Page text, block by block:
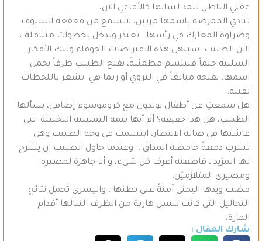
عقلي الباطن لتمد لسانها كالأفاعي الآن،
تنادي الممرضة باسمها مرتين، لاتسمع من قعقعة السيوف
وضراوة المعارك في رأسها. تعتذر وتدخل بخطوات متثاقلة ،
الآن الطبيب سينهي هذه الافتراضات الجوفاء وتلك الأفكار
السلبية حتماً فتبتسم مطمئنةً، يفتح الطبيب ظرفاً يحمل
اسمها، يفتحه مبالغاً في التروي أو ربما هي تشعر باللحظات
ثقيلة.
هل سمعتٍ عن أطفال يولدون مع كروموسوم إضافي، يسألها
الطبيب، هل هذا حقيقة؟ أم أنها تتمة التمثيلية التخييلة التي
عاشتها في صالة الانتظار، ابتسمت في وجه الطبيب وهي
تشرب دمعةً حامضة المذاق ، وعندما حاول الطبيب ان يشرح
لها المزيد ، قاطعته أعرف كل شيء، و أنا جاهزة لمصيره
ومصيري المتلازميَن.
مضت ويدها اليمنى آمنةً على بطنها ، واليسرى تحمل نتائج
التحاليل التي كانت تنسل هاربة من الظرف لتنالها أقدام
المارة،
شارك المقال :